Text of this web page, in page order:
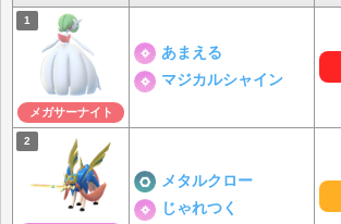
メガサーナイト
あまえる
マジカルシャイン
メタルクロー
じゃれつく